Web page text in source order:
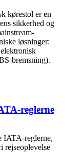
kørestol er en
sikkerhed og
løsninger:
bremsning).
reglerne
IATA-reglerne,
rejseoplevelse